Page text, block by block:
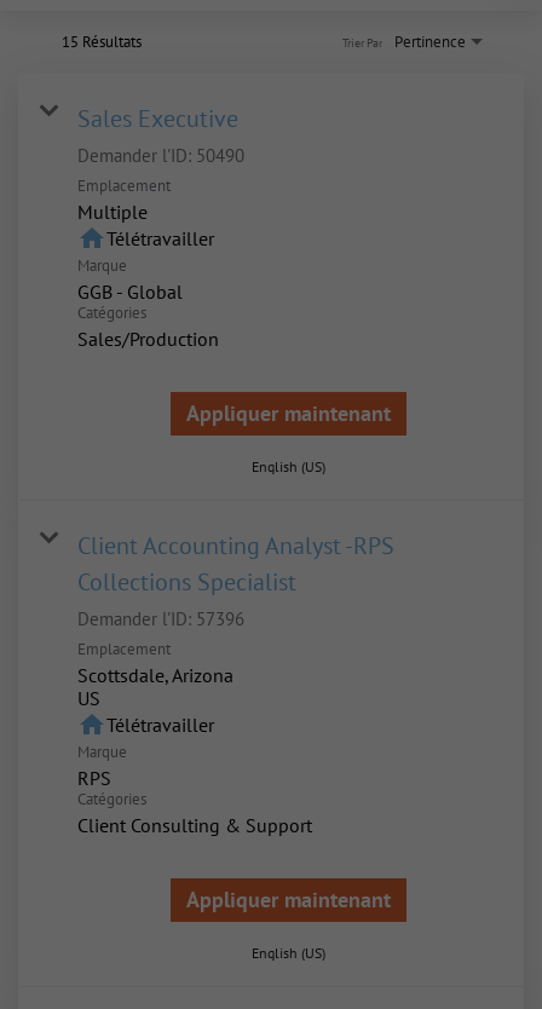
15 Résultats Pertinence
Trier Par
Sales Executive
Demander l'ID: 50490
Emplacement
Multiple
homeTélétravailler
Marque
GGB - Global
Catégories
Sales/Production
Appliquer maintenant
English (US)
Client Accounting Analyst -RPS
Collections Specialist
Demander l'ID: 57396
Emplacement
Scottsdale, Arizona
homeTélétravailler
Marque
RPS
Catégories
Client Consulting & Support
Appliquer maintenant
English (US)